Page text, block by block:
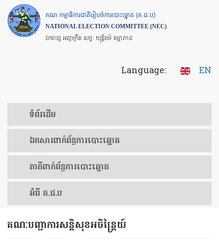
Skip
to
main
គណៈកម្មាធិការជាតិរៀបចំការបោះឆ្នោត (គ.ជ.ប)
NATIONAL ELECTION COMMITTEE (NEC)
ឯករាជ្យ អព្យាក្រឹត សច្ចៈ យុត្តិធម៌ តម្លាភាព
Language: EN
ទំព័រ​ដើម
ឯកសារ​ពាក់ព័ន្ធ​ការ​បោះឆ្នោត
​ភាគីពាក់ព័ន្ធ​​ការ​បោះឆ្នោត
អំពី គ.ជ.ប
គណៈបញ្ជាការសន្តិសុខអចិន្ត្រៃយ៍